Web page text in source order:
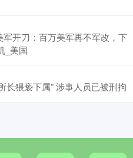
开刀：百万美军再不军改，下
_美国
长猥亵下属” 涉事人员已被刑拘